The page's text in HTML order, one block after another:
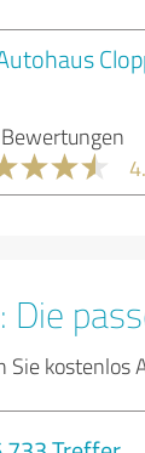
Die
Sie kostenlos